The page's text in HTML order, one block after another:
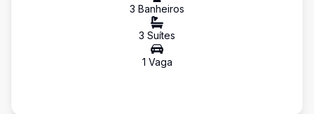
3 Banheiros
3 Suítes
1 Vaga